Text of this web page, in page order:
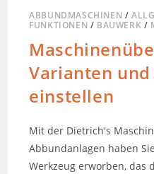
ABBUNDMASCHINEN /
FUNKTIONEN / BAUWERK /
Varianten und
einstellen
Mit der Dietrich's
Abbundanlagen haben
Werkzeug erworben, das